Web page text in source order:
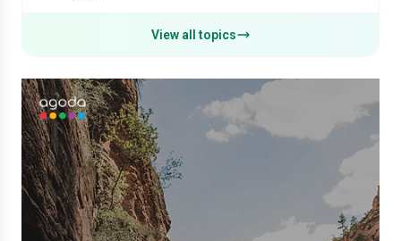
View all topics